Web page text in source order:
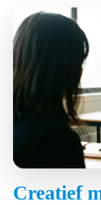
Creatief